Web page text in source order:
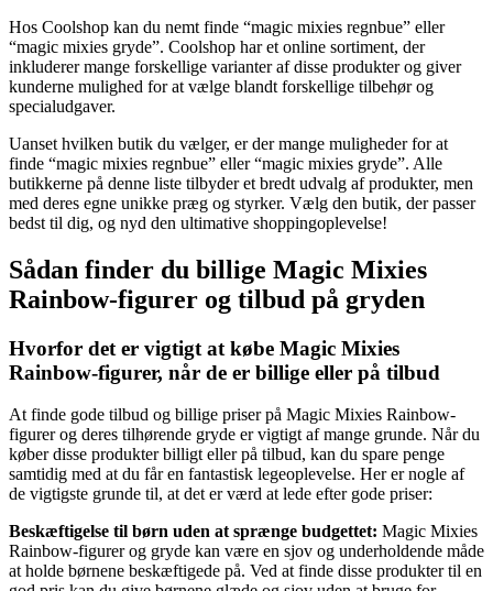
Hos Coolshop kan du nemt finde “magic mixies regnbue” eller
“magic mixies gryde”. Coolshop har et online sortiment, der
inkluderer mange forskellige varianter af disse produkter og giver
kunderne mulighed for at vælge blandt forskellige tilbehør og
specialudgaver.
Uanset hvilken butik du vælger, er der mange muligheder for at
finde “magic mixies regnbue” eller “magic mixies gryde”. Alle
butikkerne på denne liste tilbyder et bredt udvalg af produkter, men
med deres egne unikke præg og styrker. Vælg den butik, der passer
bedst til dig, og nyd den ultimative shoppingoplevelse!
Sådan finder du billige Magic Mixies
Rainbow-figurer og tilbud på gryden
Hvorfor det er vigtigt at købe Magic Mixies
Rainbow-figurer, når de er billige eller på tilbud
At finde gode tilbud og billige priser på Magic Mixies Rainbow-
figurer og deres tilhørende gryde er vigtigt af mange grunde. Når du
køber disse produkter billigt eller på tilbud, kan du spare penge
samtidig med at du får en fantastisk legeoplevelse. Her er nogle af
de vigtigste grunde til, at det er værd at lede efter gode priser:
Beskæftigelse til børn uden at sprænge budgettet: Magic Mixies
Rainbow-figurer og gryde kan være en sjov og underholdende måde
at holde børnene beskæftigede på. Ved at finde disse produkter til en